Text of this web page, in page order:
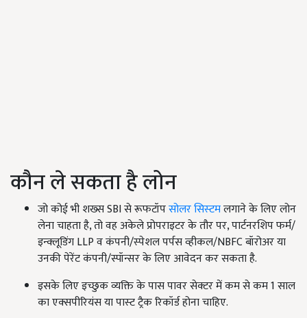
कौन ले सकता है लोन
जो कोई भी शख्स SBI से रूफटॉपसोलर सिस्‍टमलगाने के लिए लोन
लेना चाहता है, तो वह अकेले प्रोपराइटर के तौर पर, पार्टनरशिप फर्म/
इन्‍क्‍लूडिंग LLP व कंपनी/स्‍पेशल पर्पस व्‍हीकल/NBFC बॉरोअर या
उनकी पेरेंट कंपनी/स्पॉन्सर के लिए आवेदन कर सकता है.
इसके लिए इच्छुक व्यक्ति के पास पावर सेक्‍टर में कम से कम 1 साल
का एक्‍सपीरियंस या पास्‍ट ट्रैक रिकॉर्ड होना चाहिए.